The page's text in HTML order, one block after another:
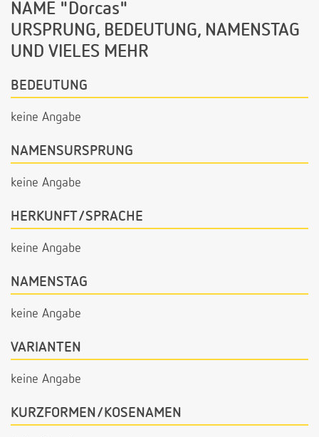
NAME "Dorcas"
URSPRUNG, BEDEUTUNG, NAMENSTAG
UND VIELES MEHR
BEDEUTUNG
keine Angabe
NAMENSURSPRUNG
keine Angabe
HERKUNFT/SPRACHE
keine Angabe
NAMENSTAG
keine Angabe
VARIANTEN
keine Angabe
KURZFORMEN/KOSENAMEN